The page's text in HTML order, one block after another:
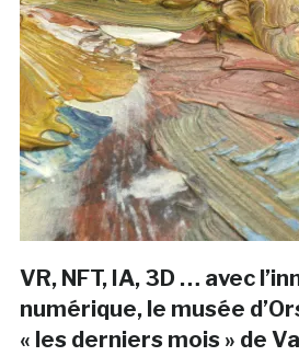
VR, NFT, IA, 3D … avec
numérique, le musée
« les derniers mois » de